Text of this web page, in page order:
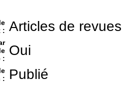
: Articles de revues
:
Oui
:
Publié